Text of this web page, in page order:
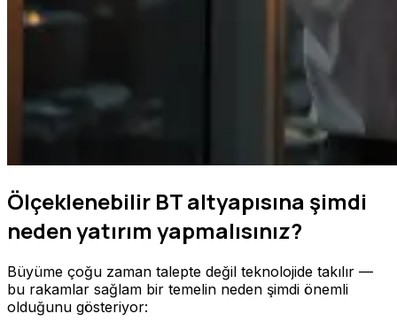
Ölçeklenebilir BT altyapısına şimdi
neden yatırım yapmalısınız?
Büyüme çoğu zaman talepte değil teknolojide takılır —
bu rakamlar sağlam bir temelin neden şimdi önemli
olduğunu gösteriyor: